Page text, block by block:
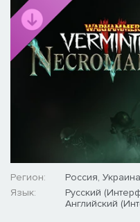
Регион:
Россия, Украина
Язык:
Русский
Английский